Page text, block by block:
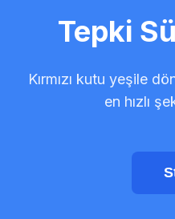
Görsel Hafıza
Hedef Eğitmeni
Tepki
Kırmızı kutu yeşile
en hızlı